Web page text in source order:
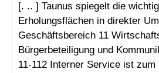
[. .. ] Taunus spiegelt die
Erholungsflächen in direkter
Geschäftsbereich 11
Bürgerbeteiligung und
11-112 Interner Service ist